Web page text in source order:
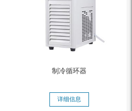
制冷循环器
详细信息